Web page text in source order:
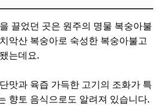
끌었던 곳은 원주의 명물 복숭아불
악산 복숭아로 숙성한 복숭아불고
는데요.
맛과 육즙 가득한 고기의 조화가 특
향토 음식으로도 알려져 있습니다.